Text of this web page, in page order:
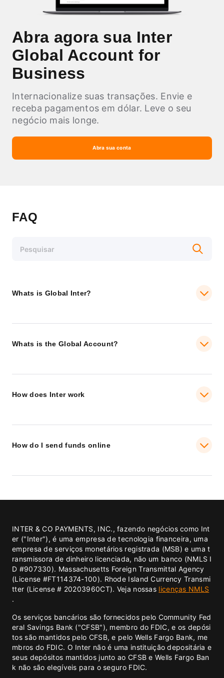
Abra agora sua Inter
Global Account for
Business
Internacionalize suas transações. Envie e
receba pagamentos em dólar. Leve o seu
negócio mais longe.
Abra sua conta
FAQ
Whats is Global Inter?
Whats is the Global Account?
How does Inter work
How do I send funds online
INTER & CO PAYMENTS, INC., fazendo negócios como Int
er ("Inter"), é uma empresa de tecnologia financeira, uma
empresa de serviços monetários registrada (MSB) e uma t
ransmissora de dinheiro licenciada, não um banco (NMLS I
D #907330). Massachusetts Foreign Transmittal Agency
(License #FT114374-100). Rhode Island Currency Transmi
tter (License # 20203960CT). Veja nossas licenças NMLS
.
Os serviços bancários são fornecidos pelo Community Fed
eral Savings Bank ("CFSB"), membro do FDIC, e os depósi
tos são mantidos pelo CFSB, e pelo Wells Fargo Bank, me
mbros do FDIC. O Inter não é uma instituição depositária e
seus depósitos mantidos junto ao CFSB e Wells Fargo Ban
k não são elegíveis para o seguro FDIC.